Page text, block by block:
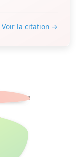
Voir la citation →